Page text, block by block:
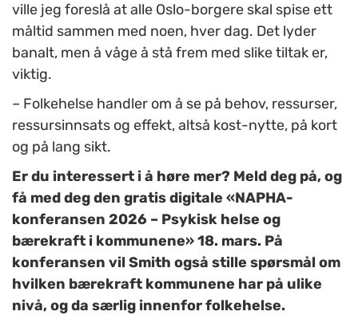
ville jeg foreslå at alle Oslo-borgere skal spise ett
måltid sammen med noen, hver dag. Det lyder
banalt, men å våge å stå frem med slike tiltak er,
viktig.
– Folkehelse handler om å se på behov, ressurser,
ressursinnsats og effekt, altså kost-nytte, på kort
og på lang sikt.
Er du interessert i å høre mer? Meld deg på, og
få med deg den gratis digitale «NAPHA-
konferansen 2026 – Psykisk helse og
bærekraft i kommunene» 18. mars. På
konferansen vil Smith også stille spørsmål om
hvilken bærekraft kommunene har på ulike
nivå, og da særlig innenfor folkehelse.